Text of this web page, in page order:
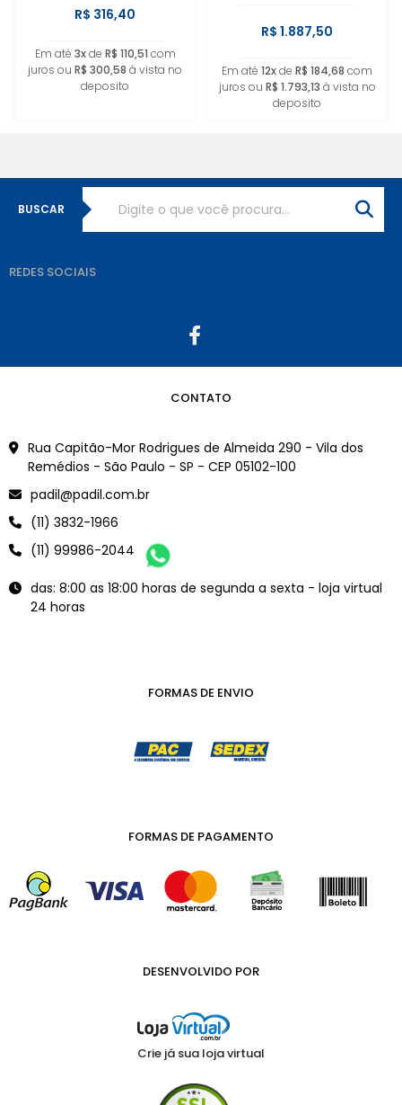
R$ 316,40
Em até 3xde R$ 110,51 com
juros ou R$ 300,58 à vista no
deposito
R$ 1.887,50
Em até 12xde R$ 184,68 com
juros ou R$ 1.793,13 à vista no
deposito
BUSCAR
REDES SOCIAIS
CONTATO
Rua Capitão-Mor Rodrigues de Almeida 290 - Vila dos
Remédios - São Paulo - SP - CEP 05102-100
padil@padil.com.br
(11) 3832-1966
(11) 99986-2044
das: 8:00 as 18:00 horas de segunda a sexta - loja virtual
24 horas
FORMAS DE ENVIO
FORMAS DE PAGAMENTO
DESENVOLVIDO POR
Crie já sua loja virtual